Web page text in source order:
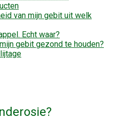
van mijn gebit uit welk
Echt waar?
gebit gezond te houden?